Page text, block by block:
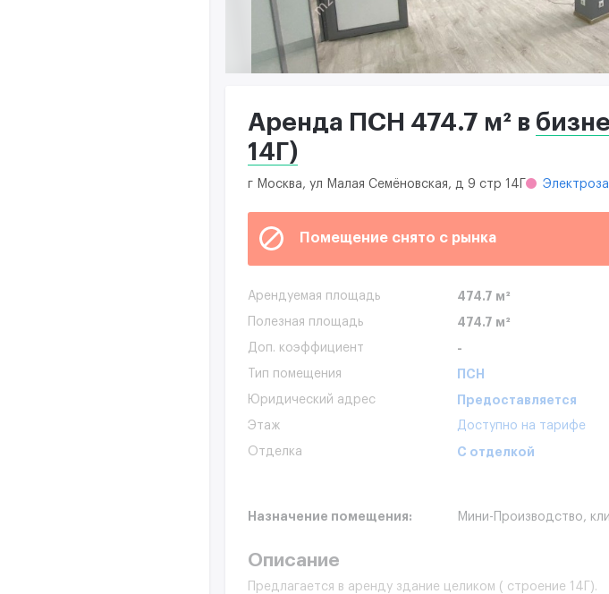
Аренда ПСН 474.7 м² в
14Г)
г Москва, ул Малая Семёновская, д 9 стр 14Г
Помещение снято с рынка
Арендуемая площадь 474.7 м²
Полезная площадь 474.7 м²
Доп. коэффициент -
Тип помещения ПСН
Юридический адрес Предоставляется
Этаж Доступно на тарифе
Отделка С отделкой
Назначение помещения: Мини-Производство,
Описание
Предлагается в аренду здание целиком ( строение 14Г).